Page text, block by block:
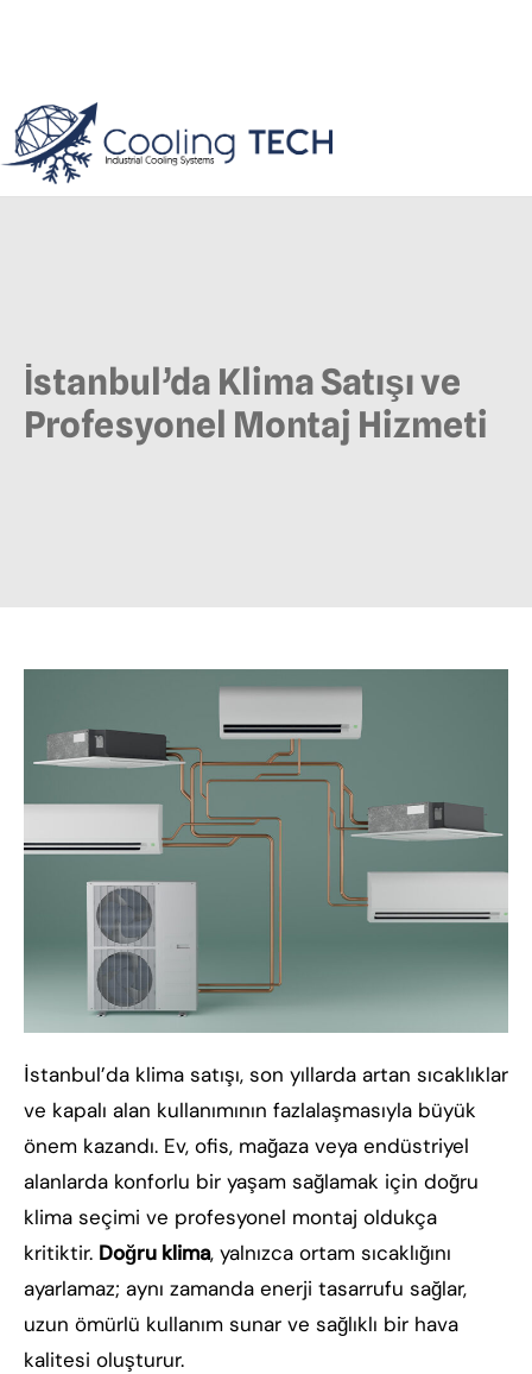
İstanbul’da Klima Satışı ve
Profesyonel Montaj Hizmeti
İstanbul’da klima satışı, son yıllarda artan sıcaklıklar
ve kapalı alan kullanımının fazlalaşmasıyla büyük
önem kazandı. Ev, ofis, mağaza veya endüstriyel
alanlarda konforlu bir yaşam sağlamak için doğru
klima seçimi ve profesyonel montaj oldukça
kritiktir. Doğru klima, yalnızca ortam sıcaklığını
ayarlamaz; aynı zamanda enerji tasarrufu sağlar,
uzun ömürlü kullanım sunar ve sağlıklı bir hava
kalitesi oluşturur.